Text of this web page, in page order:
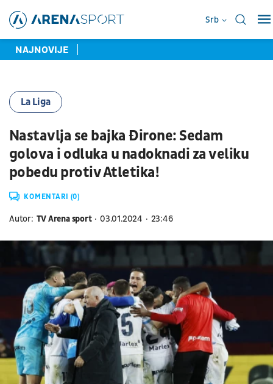
Srb
NAJNOVIJE
La Liga
Nastavlja se bajka Đirone: Sedam
golova i odluka u nadoknadi za veliku
pobedu protiv Atletika!
KOMENTARI (0)
Autor: TV Arena sport 03.01.2024 23:46